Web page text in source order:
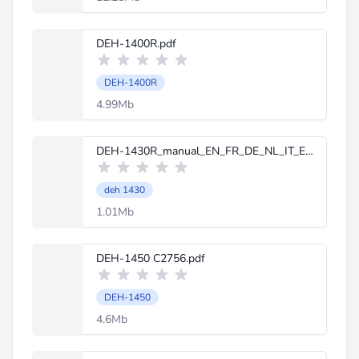
DEH-1400R.pdf
DEH-1400R
4.99Mb
DEH-1430R_manual_EN_FR_DE_NL_IT_ES.pdf
deh 1430
1.01Mb
DEH-1450 C2756.pdf
DEH-1450
4.6Mb